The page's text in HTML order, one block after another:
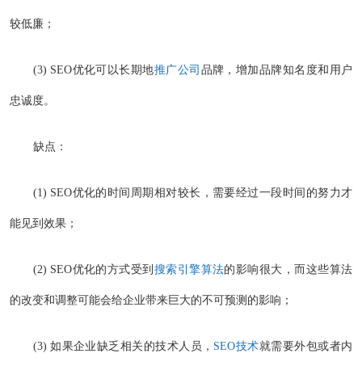
较低廉；
(3) SEO优化可以长期地推广公司 品牌，增加品牌知名度和用户
忠诚度。
缺点：
(1) SEO优化的时间周期相对较长，需要经过一段时间的努力才
能见到效果；
(2) SEO优化的方式受到 搜索引擎算法的影响很大，而这些算法
的改变和调整可能会给企业带来巨大的不可预测的影响；
(3) 如果企业缺乏相关的技术人员， SEO技术就需要外包或者内